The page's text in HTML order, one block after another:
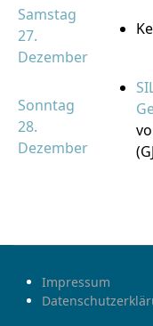
Samstag
27.
Dezember
Sonntag
28.
Dezember
Impressum